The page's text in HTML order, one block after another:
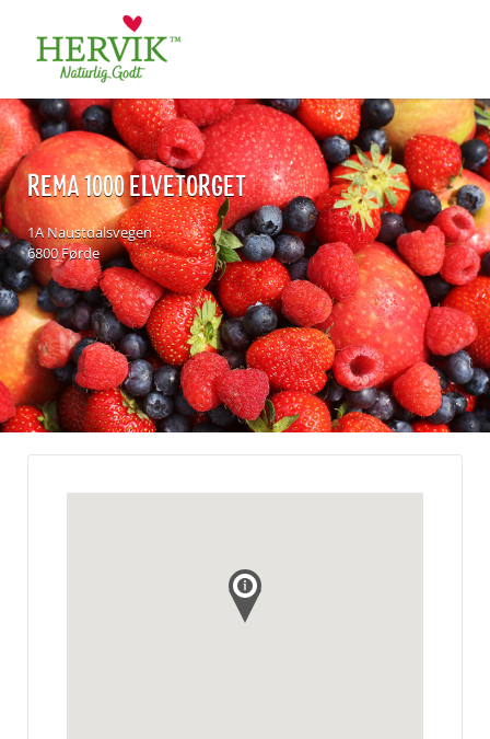
for:
REMA 1000 ELVETORGET
1A Naustdalsvegen
6800 Førde